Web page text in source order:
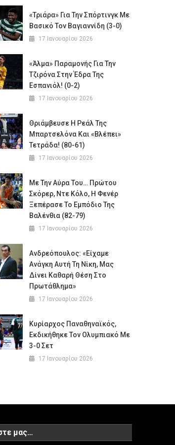
«Τριάρα» Για Την Σπόρτινγκ Με
Βασικό Τον Βαγιαννίδη (3-0)
17 Ιανουαρίου 2026
«Άλμα» Παραμονής Για Την
Τζιρόνα Στην Έδρα Της
Εσπανιόλ! (0-2)
17 Ιανουαρίου 2026
Θριάμβευσε Η Ρεάλ Της
Μπαρτσελόνα Και «βλέπει»
Τετράδα! (80-61)
17 Ιανουαρίου 2026
Με Την Αύρα Του… Πρώτου
Σκόρερ, Ντε Κόλο, Η Φενέρ
Ξεπέρασε Το Εμπόδιο Της
Βαλένθια (82-79)
17 Ιανουαρίου 2026
Ανδρεόπουλος: «Είχαμε
Ανάγκη Αυτή Τη Νίκη, Μας
Δίνει Καθαρή Θέση Στο
Πρωτάθλημα»
17 Ιανουαρίου 2026
Κυρίαρχος Παναθηναϊκός,
Εκδικήθηκε Τον Ολυμπιακό Με
3-0 Σετ
17 Ιανουαρίου 2026
μας…